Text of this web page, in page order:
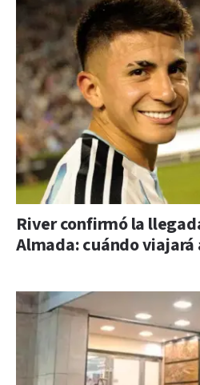
River confirmó la
Almada: cuándo viajará